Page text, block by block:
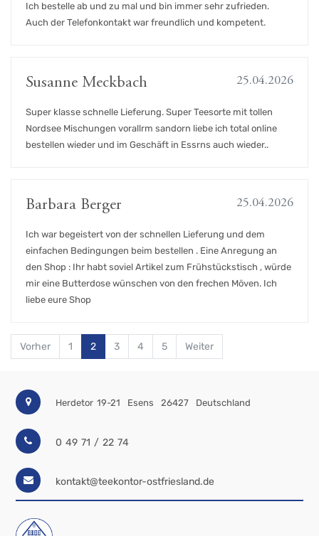
Ich bestelle ab und zu mal und bin immer sehr zufrieden.
Auch der Telefonkontakt war freundlich und kompetent.
Susanne Meckbach 25.04.2026
Super klasse schnelle Lieferung. Super Teesorte mit tollen
Nordsee Mischungen vorallrm sandorn liebe ich total online
bestellen wieder und im Geschäft in Essrns auch wieder..
Barbara Berger 25.04.2026
Ich war begeistert von der schnellen Lieferung und dem
einfachen Bedingungen beim bestellen . Eine Anregung an
den Shop : Ihr habt soviel Artikel zum Frühstückstisch , würde
mir eine Butterdose wünschen von den frechen Möven. Ich
liebe eure Shop
Vorher 1 2 3 4 5 Weiter
Herdetor 19-21 Esens 26427 Deutschland
0 49 71 / 22 74
kontakt@teekontor-ostfriesland.de